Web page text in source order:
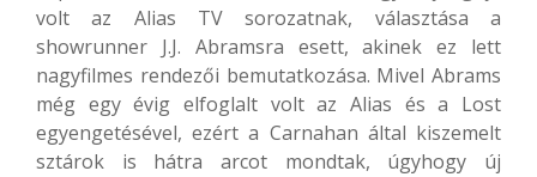
volt az Alias TV sorozatnak, választása a
showrunner J.J. Abramsra esett, akinek ez lett
nagyfilmes rendezői bemutatkozása. Mivel Abrams
még egy évig elfoglalt volt az Alias és a Lost
egyengetésével, ezért a Carnahan által kiszemelt
sztárok is hátra arcot mondtak, úgyhogy új